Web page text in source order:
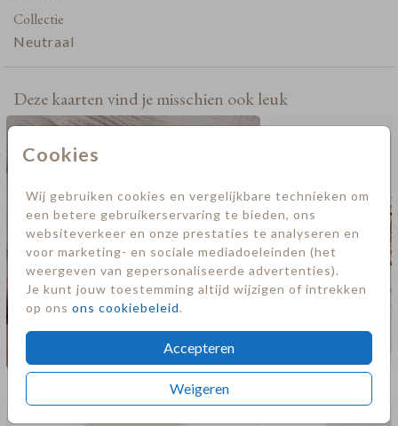
Cookies
Wij gebruiken cookies en vergelijkbare technieken om
een betere gebruikerservaring te bieden, ons
websiteverkeer en onze prestaties te analyseren en
voor marketing- en sociale mediadoeleinden (het
weergeven van gepersonaliseerde advertenties).
Je kunt jouw toestemming altijd wijzigen of intrekken
op ons ons cookiebeleid.
Accepteren
Weigeren
Collectie
Neutraal
Deze kaarten vind je misschien ook leuk